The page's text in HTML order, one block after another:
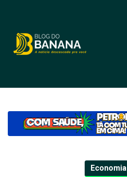
Economia